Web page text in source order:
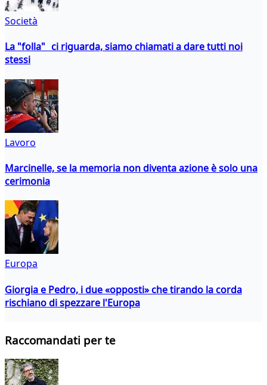
Società
La "folla" ci riguarda, siamo chiamati a dare tutti noi
stessi
Lavoro
Marcinelle, se la memoria non diventa azione è solo una
cerimonia
Europa
Giorgia e Pedro, i due «opposti» che tirando la corda
rischiano di spezzare l'Europa
Raccomandati per te